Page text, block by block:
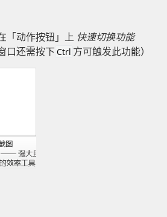
「动作按钮」上 快速切换功能
口还需按下Ctrl 方可触发此功能）